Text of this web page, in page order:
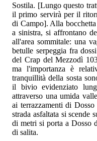
Sostila. [Lungo questo
il primo servirà per il
di Campo]. Alla
a sinistra, si affrontano
all'area sommitale: una
betulle serpeggia fra
del Crap del Mezzodì
ma l'importanza è
tranquillità della sosta
il bivio evidenziato
attraverso una umida
ai terrazzamenti di
strada asfaltata si scende
di metri si porta a Dosso
di salita.